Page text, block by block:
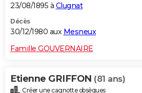
23/08/1895 à Clugnat
Décès
30/12/1980 aux Mesneux
Famille GOUVERNAIRE
Etienne GRIFFON (81 ans)
Créer une cagnotte obsèques